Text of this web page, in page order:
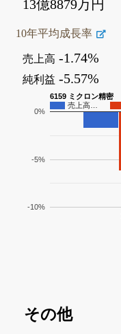
13億8879万円
10年平均成長率
売上高 -1.74%
純利益 -5.57%
6159 ミクロン精密
売上高…
-10%
-5%
0%
その他